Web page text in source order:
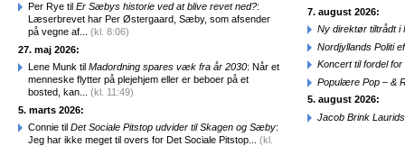
Per Rye til Er Sæbys historie ved at blive revet ned?:
Læserbrevet har Per Østergaard, Sæby, som afsender
på vegne af... (kl. 8:06)
27. maj 2026:
Lene Munk til Madordning spares væk fra år 2030: Når et
menneske flytter på plejehjem eller er beboer på et
bosted, kan... (kl. 11:49)
5. marts 2026:
Connie til Det Sociale Pitstop udvider til Skagen og Sæby:
Jeg har ikke meget til overs for Det Sociale Pitstop... (kl.
7. august 2026:
Ny direktør tiltrådt i
Nordjyllands Politi
Koncert til fordel
Populære Pop – &
5. august 2026:
Jacob Brink